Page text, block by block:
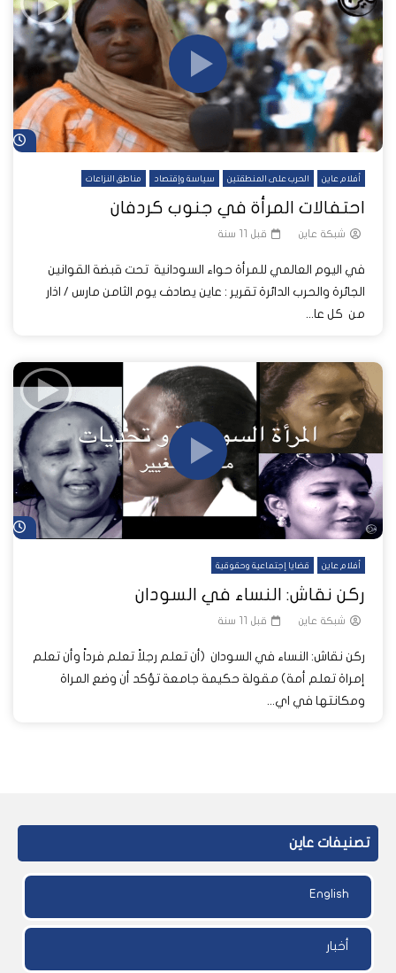
أفلام عاين الحرب على المنطقتين سياسة وإقتصاد مناطق النزاعات
احتفالات المرأة في جنوب كردفان
شبكة عاين قبل 11 سنة
في اليوم العالمي للمرأة حواء السودانية تحت قبضة القوانين
الجائرة والحرب الدائرة تقرير : عاين يصادف يوم الثامن مارس / اذار
من كل عا...
أفلام عاين قضايا إجتماعية وحقوقية
ركن نقاش: النساء في السودان
شبكة عاين قبل 11 سنة
ركن نقاش: النساء في السودان (أن تعلم رجلاً تعلم فرداً وأن تعلم
إمراة تعلم أمة) مقولة حكيمة جامعة تؤكد أن وضع المراة
ومكانتها في اي...
تصنيفات عاين
English
أخبار